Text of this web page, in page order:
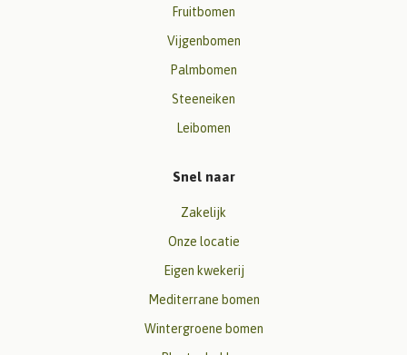
Fruitbomen
Vijgenbomen
Palmbomen
Steeneiken
Leibomen
Snel naar
Zakelijk
Onze locatie
Eigen kwekerij
Mediterrane bomen
Wintergroene bomen